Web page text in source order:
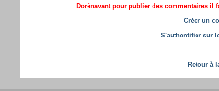
Dorénavant pour publier des commentaires il
Créer un
S'authentifier sur
Retour à